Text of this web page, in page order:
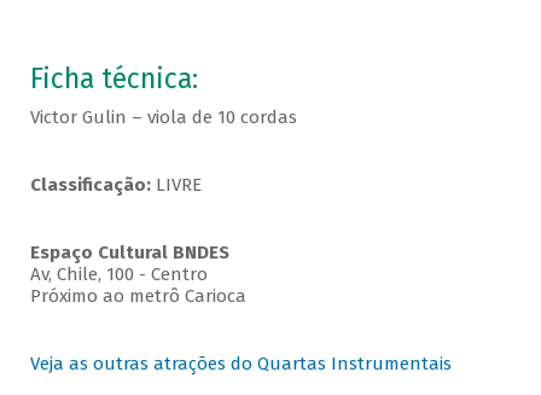
Ficha técnica:
Victor Gulin – viola de 10 cordas
Classificação:LIVRE
Espaço Cultural BNDES
Av, Chile, 100 - Centro
Próximo ao metrô Carioca
Veja as outras atrações do Quartas Instrumentais